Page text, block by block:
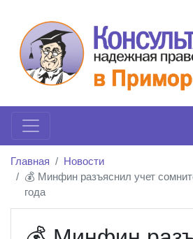
Главная
Новости
💰 Минфин разъяснил учет
года